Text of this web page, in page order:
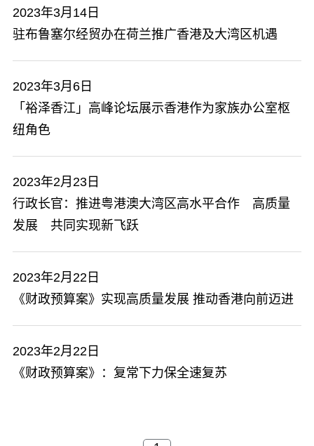
2023年3月14日
驻布鲁塞尔经贸办在荷兰推广香港及大湾区机遇
2023年3月6日
「裕泽香江」高峰论坛展示香港作为家族办公室枢
纽角色
2023年2月23日
行政长官：推进粤港澳大湾区高水平合作 高质量
发展 共同实现新飞跃
2023年2月22日
《财政预算案》实现高质量发展 推动香港向前迈进
2023年2月22日
《财政预算案》：复常下力保全速复苏